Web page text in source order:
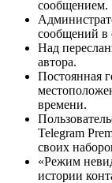
сообщением.
сообщений в
Над
автора.
Постоянная
времени.
Telegram
своих
«Режим
истории